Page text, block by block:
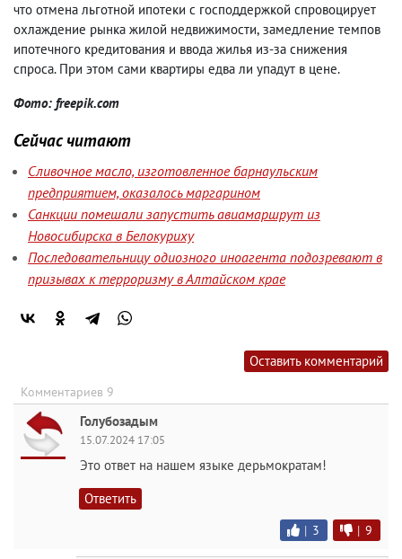
что отмена льготной ипотеки с господдержкой спровоцирует
охлаждение рынка жилой недвижимости, замедление темпов
ипотечного кредитования и ввода жилья из-за снижения
спроса. При этом сами квартиры едва ли упадут в цене.
Фото: freepik.com
Сейчас читают
Сливочное масло, изготовленное барнаульским
предприятием, оказалось маргарином
Санкции помешали запустить авиамаршрут из
Новосибирска в Белокуриху
Последовательницу одиозного иноагента подозревают в
призывах к терроризму в Алтайском крае
Оставить комментарий
Комментариев 9
Голубозадым
15.07.2024 17:05
Это ответ на нашем языке дерьмократам!
Ответить
| 3 | 9